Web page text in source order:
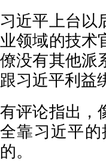
习近平上台以
业领域的技术
僚没有其他派
跟习近平利益
有评论指出，
全靠习近平
的。